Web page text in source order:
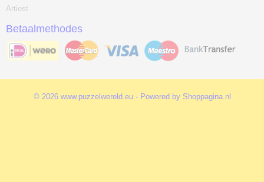
Artiest
Betaalmethodes
© 2026 www.puzzelwereld.eu - Powered by Shoppagina.nl